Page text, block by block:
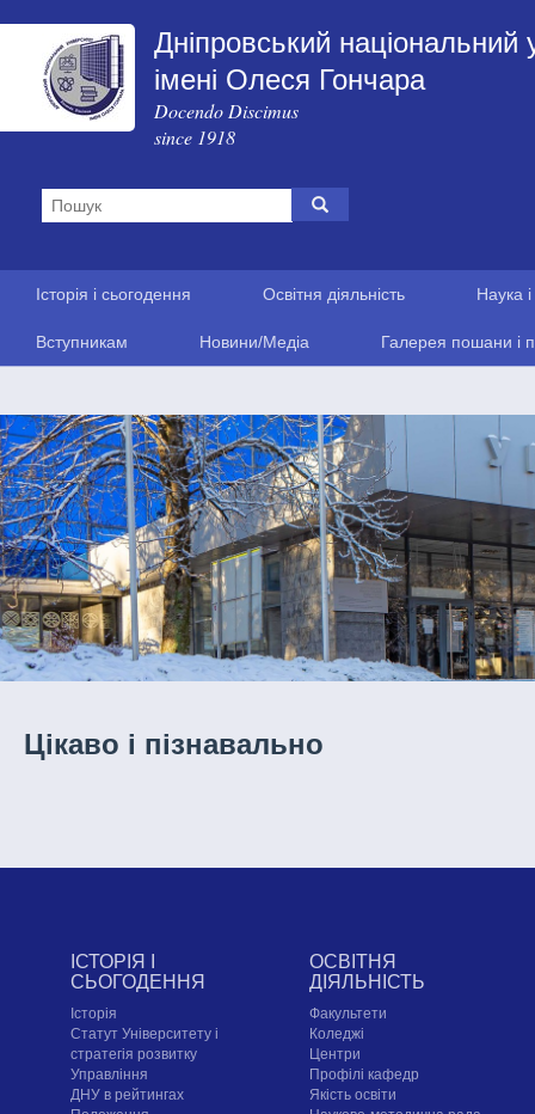
Дніпровський національний
імені Олеся Гончара
Docendo Discimus
since 1918
Історія і сьогодення Освітня діяльність Наука
Вступникам Новини/Медіа Галерея пошани і
Цікаво і пізнавально
ІСТОРІЯ І
СЬОГОДЕННЯ
Історія
Статут Університету і
стратегія розвитку
Управління
ДНУ в рейтингах
ОСВІТНЯ
ДІЯЛЬНІСТЬ
Факультети
Коледжі
Центри
Профілі кафедр
Якість освіти